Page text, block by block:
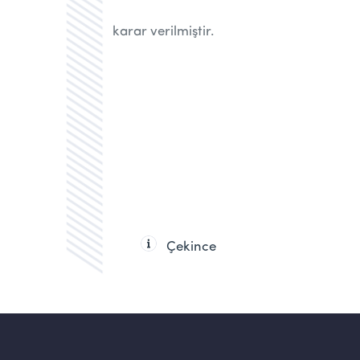
karar verilmiştir.
Çekince